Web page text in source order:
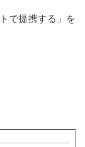
で提携する」を